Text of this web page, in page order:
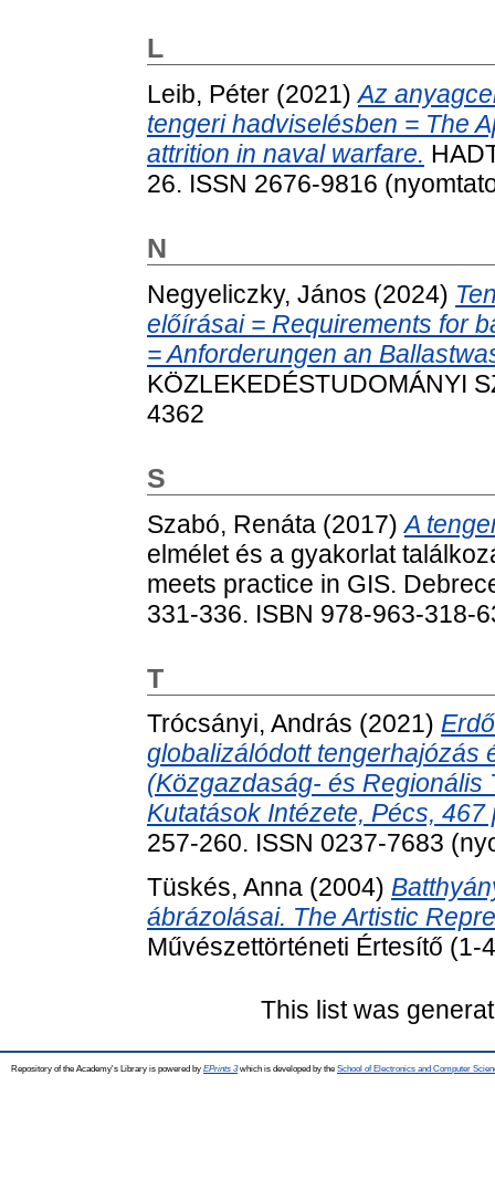
L
Leib, Péter (2021)Az
tengeri hadviselésben = The
attrition in naval warfare.
26. ISSN 2676-9816
N
Negyeliczky, János (2024)
előírásai = Requirements for
= Anforderungen an
KÖZLEKEDÉSTUDOMÁNYI
4362
S
Szabó, Renáta (2017)A
elmélet és a gyakorlat
meets practice in GIS.
331-336. ISBN 978-963-318-
T
Trócsányi, András (2021)
globalizálódott tengerhajózás
(Közgazdaság- és Regionális
Kutatások Intézete, Pécs, 467
257-260. ISSN 0237-7683
Tüskés, Anna (2004)
ábrázolásai. The Artistic
Művészettörténeti Értesítő (1-
This list was
Repository of the Academy's Library is powered by EPrints 3which is developed by the School of Electronics and Computer